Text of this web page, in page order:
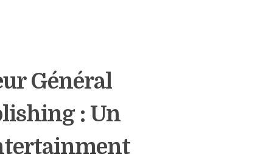
Général
: Un